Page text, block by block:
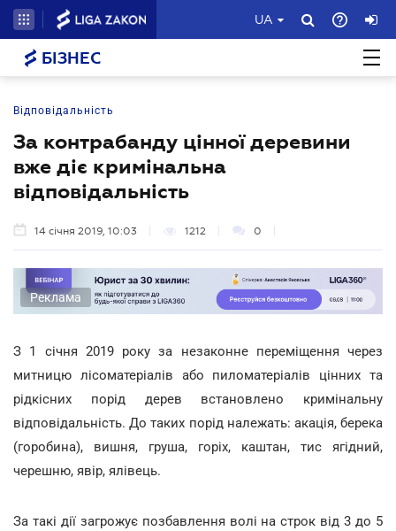
UA
БІЗНЕС
Відповідальність
За контрабанду цінної деревини
вже діє кримінальна
відповідальність
14 січня 2019, 10:03 1212 0
Реклама
З 1 січня 2019 року за незаконне переміщення через
митницю лісоматеріалів або пиломатеріалів цінних та
рідкісних порід дерев встановлено кримінальну
відповідальність. До таких порід належать: акація, берека
(горобина), вишня, груша, горіх, каштан, тис ягідний,
черешню, явір, ялівець.
За такі дії загрожує позбавлення волі на строк від 3 до 5